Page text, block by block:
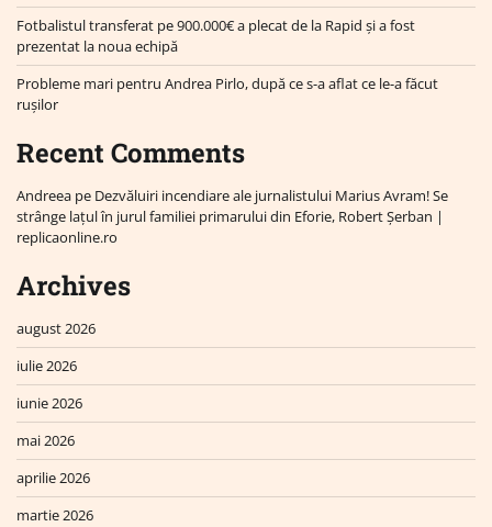
Fotbalistul transferat pe 900.000€ a plecat de la Rapid și a fost
prezentat la noua echipă
Probleme mari pentru Andrea Pirlo, după ce s-a aflat ce le-a făcut
rușilor
Recent Comments
Andreea pe Dezvăluiri incendiare ale jurnalistului Marius Avram! Se
strânge lațul în jurul familiei primarului din Eforie, Robert Șerban |
replicaonline.ro
Archives
august 2026
iulie 2026
iunie 2026
mai 2026
aprilie 2026
martie 2026